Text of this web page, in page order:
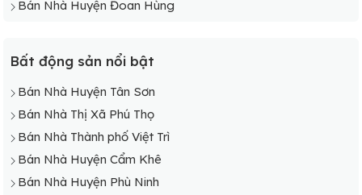
Bán Nhà Huyện Đoan Hùng
Bất động sản nổi bật
Bán Nhà Huyện Tân Sơn
Bán Nhà Thị Xã Phú Thọ
Bán Nhà Thành phố Việt Trì
Bán Nhà Huyện Cẩm Khê
Bán Nhà Huyện Phù Ninh